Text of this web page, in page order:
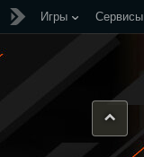
Игры Сервисы